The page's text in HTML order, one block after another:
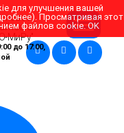
от
МиРу"
до 17:00,
для улучшения вашей
). Просматривая этот
файлов cookie.OK